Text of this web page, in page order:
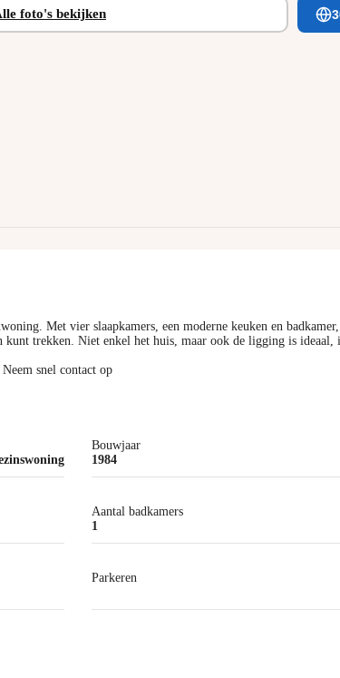
foto's bekijken
Met vier slaapkamers, een moderne keuken en
trekken. Niet enkel het huis, maar ook de ligging is ideaal,
snel contact op
Bouwjaar
1984
Aantal badkamers
1
Parkeren